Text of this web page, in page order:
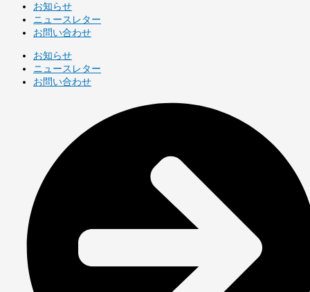
お知らせ
ニュースレター
お問い合わせ
お知らせ
ニュースレター
お問い合わせ